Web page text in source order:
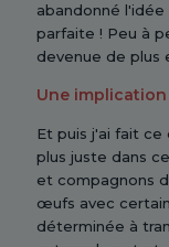
abandonné
parfaite ! Peu à
devenue de plus
Une
Et puis j'ai fait
plus juste dans
et compagnons
œufs avec
déterminée à